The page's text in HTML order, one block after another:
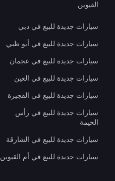
القيوين
سيارات جديدة للبيع في دبي
سيارات جديدة للبيع في أبو ظبي
سيارات جديدة للبيع في عجمان
سيارات جديدة للبيع في العين
سيارات جديدة للبيع في الفجيرة
سيارات جديدة للبيع في رأس
الخيمة
سيارات جديدة للبيع في الشارقة
سيارات جديدة للبيع في أم القيوين